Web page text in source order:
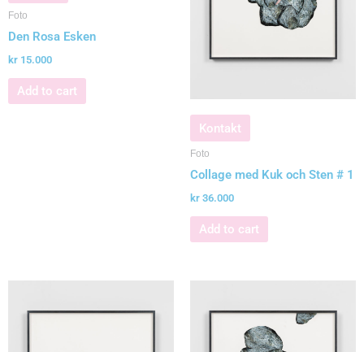
Foto
Den Rosa Esken
kr 15.000
Add to cart
Kontakt
Foto
Collage med Kuk och Sten # 1
kr 36.000
Add to cart